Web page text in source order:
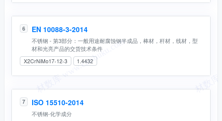
6 EN 10088-3-2014
不锈钢 - 第3部分：一般用途耐腐蚀钢半成品，棒材，杆材，线材，型
材和光亮产品的交货技术条件
X2CrNiMo17-12-3 1.4432
7 ISO 15510-2014
不锈钢-化学成分